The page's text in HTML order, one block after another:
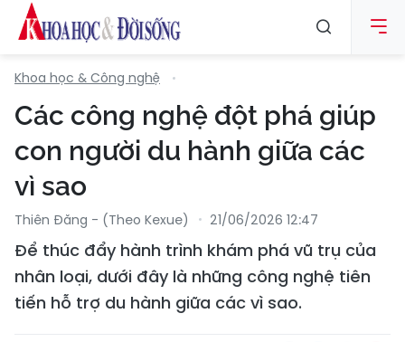
Khoa học & Công nghệ
Các công nghệ đột phá giúp
con người du hành giữa các
vì sao
Thiên Đăng - (Theo Kexue) 21/06/2026 12:47
Để thúc đẩy hành trình khám phá vũ trụ của
nhân loại, dưới đây là những công nghệ tiên
tiến hỗ trợ du hành giữa các vì sao.